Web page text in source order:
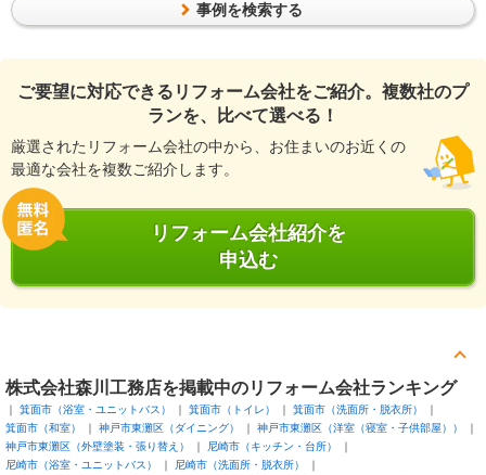
事例を検索する
ご要望に対応できるリフォーム会社をご紹介。複数社のプ
ランを、比べて選べる！
厳選されたリフォーム会社の中から、お住まいのお近くの
最適な会社を複数ご紹介します。
リフォーム会社紹介を
申込む
株式会社森川工務店を掲載中のリフォーム会社ランキング
箕面市（浴室・ユニットバス） 箕面市（トイレ）
箕面市（洗面所・脱衣所）
箕面市（和室）
神戸市東灘区（ダイニング）
神戸市東灘区（洋室（寝室・子供部屋））
神戸市東灘区（外壁塗装・張り替え）
尼崎市（キッチン・台所）
尼崎市（浴室・ユニットバス）
尼崎市（洗面所・脱衣所）